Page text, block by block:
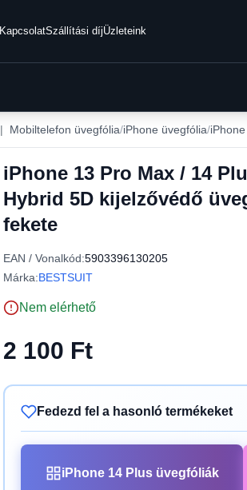
KapcsolatSzállítási díjÜzleteink
| Mobiltelefon üvegfólia iPhone üvegfólia
iPhone 13 Pro Max / 14
Hybrid 5D kijelzővédő
fekete
EAN / Vonalkód:5903396130205
Márka:BESTSUIT
Nem elérhető
2 100 Ft
Fedezd fel a hasonló termékeket
iPhone 14 Plus üvegfóliák